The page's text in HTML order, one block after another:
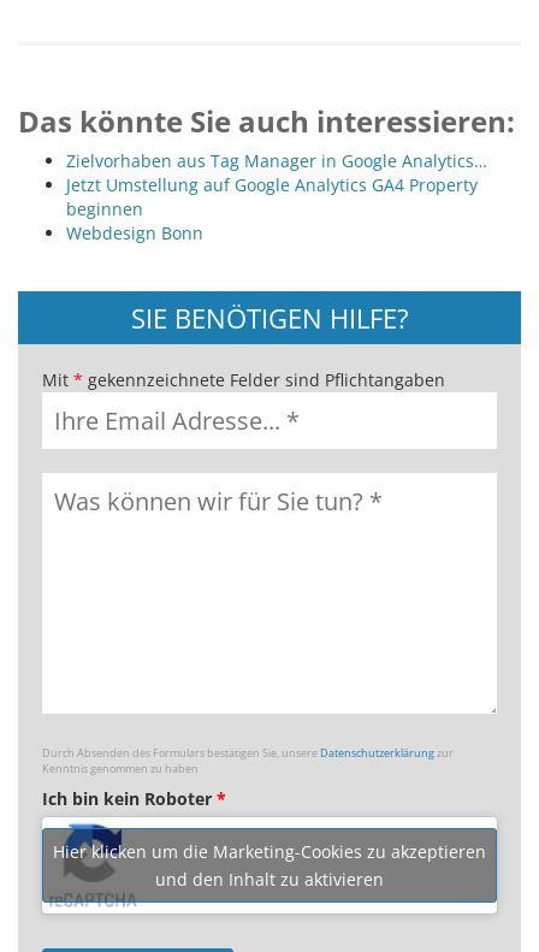
Das könnte Sie auch interessieren:
Zielvorhaben aus Tag Manager in Google Analytics…
Jetzt Umstellung auf Google Analytics GA4 Property
beginnen
Webdesign Bonn
SIE BENÖTIGEN HILFE?
Mit * gekennzeichnete Felder sind Pflichtangaben
Durch Absenden des Formulars bestätigen Sie, unsereDatenschutzerklärungzur
Kenntnis genommen zu haben
Ich bin kein Roboter *
Hier klicken um die Marketing-Cookies zu akzeptieren
und den Inhalt zu aktivieren